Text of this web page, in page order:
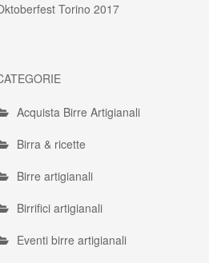
Torino 2017
Acquista Birre Artigianali
Birra & ricette
Birre artigianali
Birrifici artigianali
Eventi birre artigianali